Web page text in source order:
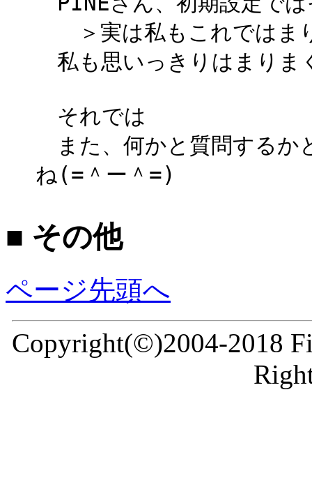
＞実は私もこれではま
私も思いっきりはまり
それでは
また、何かと質問するか
ね(=＾ー＾=)
■ その他
ページ先頭へ
Copyright(©)2004-2018